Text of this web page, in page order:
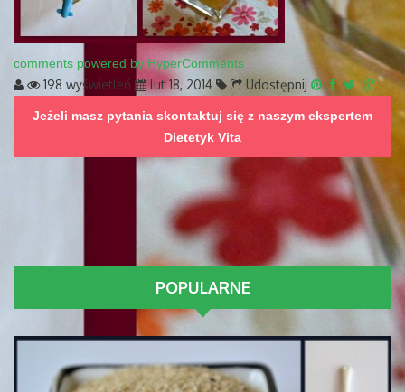
comments powered by HyperComments
198 wyświetleń lut 18, 2014 Udostępnij
Jeżeli masz pytania skontaktuj się z naszym ekspertem
Dietetyk Vita
POPULARNE